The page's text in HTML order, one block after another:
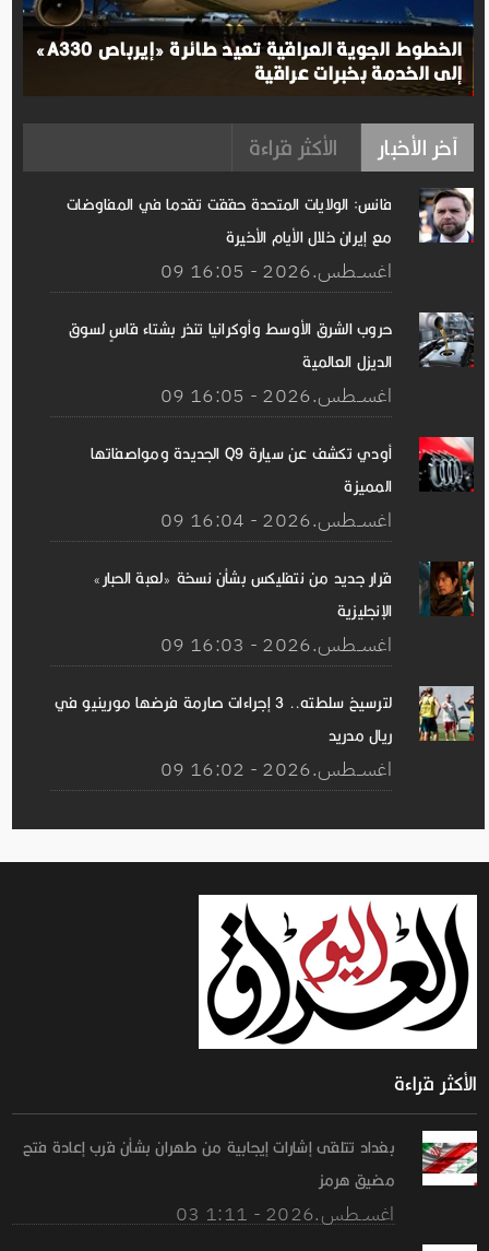
الخطوط الجوية العراقية تعيد طائرة «إيرباص A330»
إلى الخدمة بخبرات عراقية
آخر الأخبار الأكثر قراءة
فانس: الولايات المتحدة حققت تقدما في المفاوضات
مع إيران خلال الأيام الأخيرة
09 اغســطس.2026 - 16:05
حروب الشرق الأوسط وأوكرانيا تنذر بشتاء قاسٍ لسوق
الديزل العالمية
09 اغســطس.2026 - 16:05
أودي تكشف عن سيارة Q9 الجديدة ومواصفاتها
المميزة
09 اغســطس.2026 - 16:04
قرار جديد من نتفليكس بشأن نسخة «لعبة الحبار»
الإنجليزية
09 اغســطس.2026 - 16:03
لترسيخ سلطته.. 3 إجراءات صارمة فرضها مورينيو في
ريال مدريد
09 اغســطس.2026 - 16:02
الأكثر قراءة
بغداد تتلقى إشارات إيجابية من طهران بشأن قرب إعادة فتح
مضيق هرمز
03 اغســطس.2026 - 1:11